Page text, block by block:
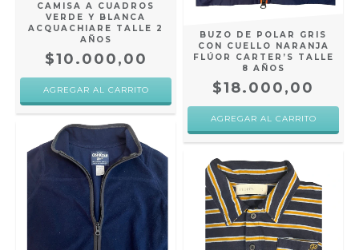
CAMISA A CUADROS
VERDE Y BLANCA
ACQUACHIARE TALLE 2
AÑOS
$10.000,00
BUZO DE POLAR GRIS
CON CUELLO NARANJA
FLÚOR CARTER’S TALLE
8 AÑOS
$18.000,00